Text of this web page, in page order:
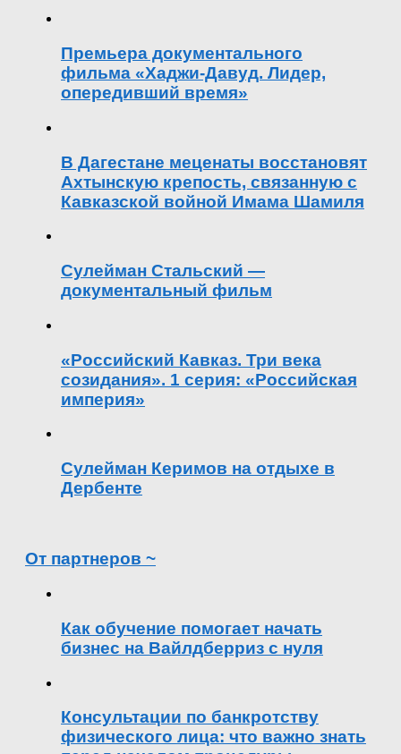
Премьера документального
фильма «Хаджи-Давуд. Лидер,
опередивший время»
В Дагестане меценаты восстановят
Ахтынскую крепость, связанную с
Кавказской войной Имама Шамиля
Сулейман Стальский —
документальный фильм
«Российский Кавказ. Три века
созидания». 1 серия: «Российская
империя»
Сулейман Керимов на отдыхе в
Дербенте
От партнеров ~
Как обучение помогает начать
бизнес на Вайлдберриз с нуля
Консультации по банкротству
физического лица: что важно знать